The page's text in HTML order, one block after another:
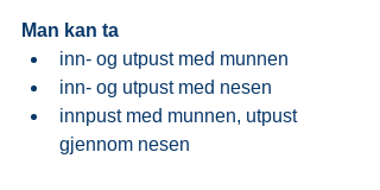
Man kan ta
inn- og utpust med munnen
inn- og utpust med nesen
innpust med munnen, utpust
gjennom nesen